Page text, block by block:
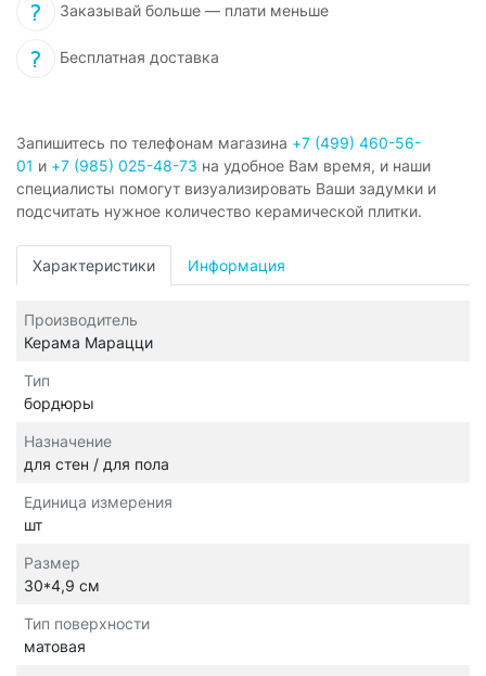
Заказывай больше — плати меньше
Бесплатная доставка
Запишитесь по телефонам магазина +7 (499) 460-56-
01 и +7 (985) 025-48-73 на удобное Вам время, и наши
специалисты помогут визуализировать Ваши задумки и
подсчитать нужное количество керамической плитки.
Характеристики Информация
Производитель
Керама Марацци
Тип
бордюры
Назначение
для стен / для пола
Единица измерения
шт
Размер
30*4,9 см
Тип поверхности
матовая